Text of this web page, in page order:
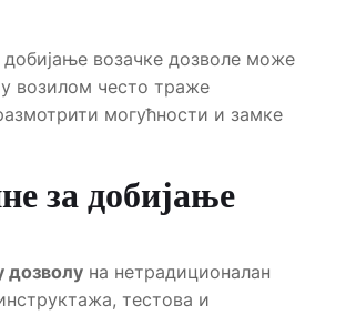
добијање возачке дозволе може
возилом често траже
могућности и замке
за добијање
дозволу на нетрадиционалан
тестова и